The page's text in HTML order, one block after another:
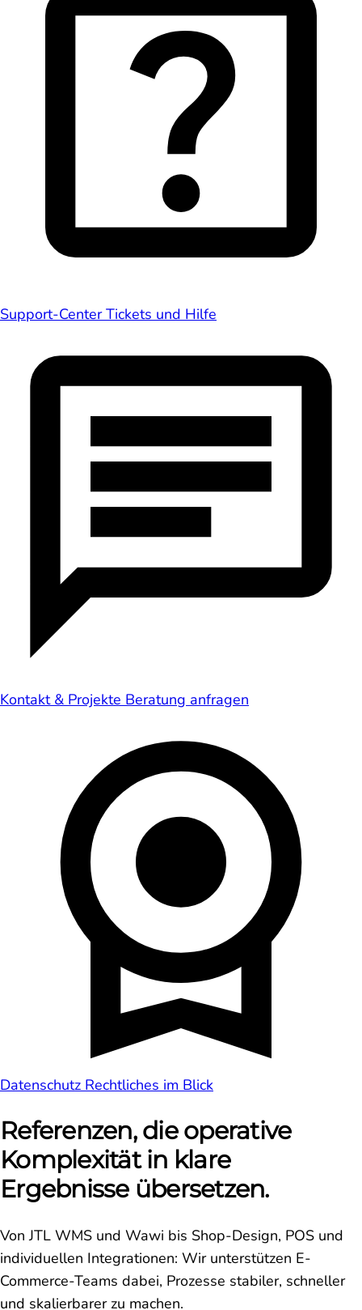
Support-Center Tickets und Hilfe
Kontakt & Projekte Beratung anfragen
Datenschutz Rechtliches im Blick
Referenzen, die operative
Komplexität in klare
Ergebnisse übersetzen.
Von JTL WMS und Wawi bis Shop-Design, POS und
individuellen Integrationen: Wir unterstützen E-
Commerce-Teams dabei, Prozesse stabiler, schneller
und skalierbarer zu machen.